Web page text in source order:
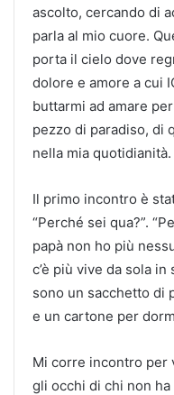
ascolto, cercando di
parla al mio cuore.
porta il cielo dove
dolore e amore a cui
buttarmi ad amare
pezzo di paradiso, di
nella mia quotidianità.
Il primo incontro è
“Perché sei qua?”.
papà non ho più
c’è più vive da sola
sono un sacchetto di
e un cartone per
Mi corre incontro per
gli occhi di chi non